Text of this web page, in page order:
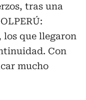
tras una
los que llegaron
Con
mucho